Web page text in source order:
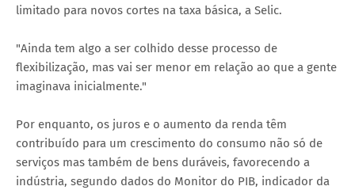
limitado para novos cortes na taxa básica, a Selic.
"Ainda tem algo a ser colhido desse processo de
flexibilização, mas vai ser menor em relação ao que a gente
imaginava inicialmente."
Por enquanto, os juros e o aumento da renda têm
contribuído para um crescimento do consumo não só de
serviços mas também de bens duráveis, favorecendo a
indústria, segundo dados do Monitor do PIB, indicador da